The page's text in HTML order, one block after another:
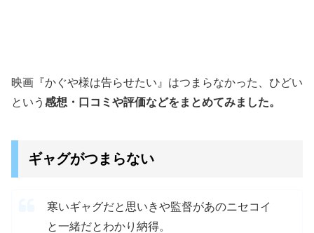
映画『かぐや様は告らせたい』はつまらなかった、ひどい
という 感想・口コミや評価などをまとめてみました。
ギャグがつまらない
寒いギャグだと思いきや監督があのニセコイ
と一緒だとわかり納得。